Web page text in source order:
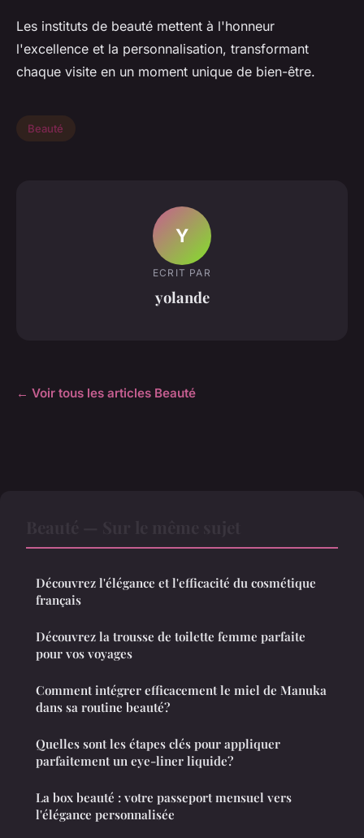
Les instituts de beauté mettent à l'honneur
l'excellence et la personnalisation, transformant
chaque visite en un moment unique de bien-être.
Beauté
Y
ECRIT PAR
yolande
← Voir tous les articles Beauté
Découvrez l'élégance et l'efficacité du cosmétique
français
Découvrez la trousse de toilette femme parfaite
pour vos voyages
Comment intégrer efficacement le miel de Manuka
dans sa routine beauté?
Quelles sont les étapes clés pour appliquer
parfaitement un eye-liner liquide?
La box beauté : votre passeport mensuel vers
l'élégance personnalisée